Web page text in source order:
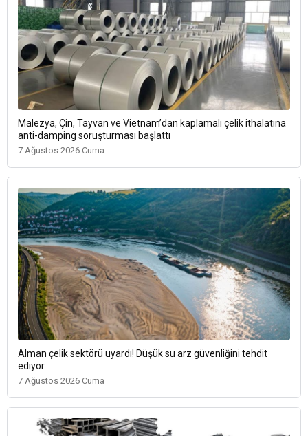
Malezya, Çin, Tayvan ve Vietnam’dan kaplamalı çelik ithalatına
anti-damping soruşturması başlattı
7 Ağustos 2026 Cuma
Alman çelik sektörü uyardı! Düşük su arz güvenliğini tehdit
ediyor
7 Ağustos 2026 Cuma